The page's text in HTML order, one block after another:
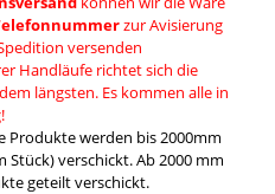
zur Avisierung
versenden
Handläufe richtet sich die
längsten. Es kommen alle in
Produkte werden bis 2000mm
Stück) verschickt. Ab 2000 mm
geteilt verschickt.